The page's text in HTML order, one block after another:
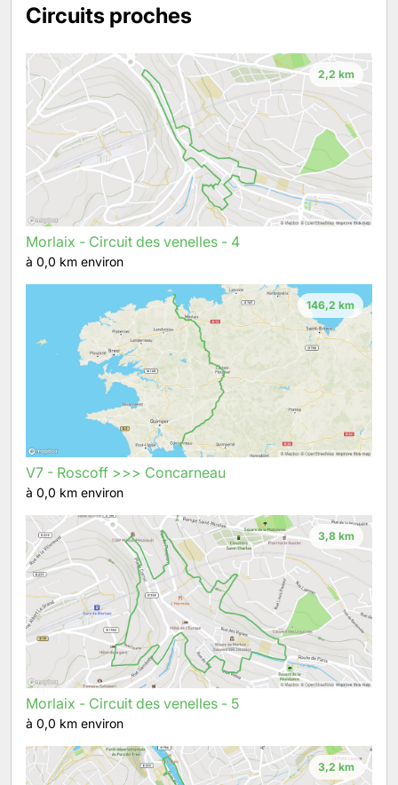
Circuits proches
2,2 km
Morlaix - Circuit des venelles - 4
à 0,0 km environ
146,2 km
V7 - Roscoff >>> Concarneau
à 0,0 km environ
3,8 km
Morlaix - Circuit des venelles - 5
à 0,0 km environ
3,2 km